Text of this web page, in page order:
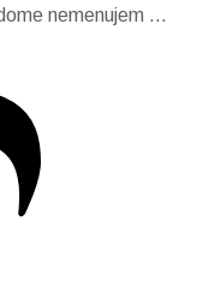
nemenujem …